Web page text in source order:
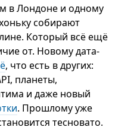
в Лондоне и одному
собирают
Который всё ещё
от. Новому дата-
, что есть в других:
планеты,
и даже новый
. Прошлому уже
тесновато.